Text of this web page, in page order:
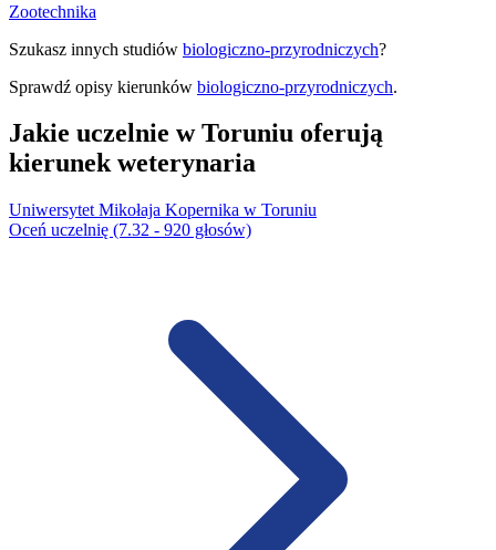
Zootechnika
Szukasz innych studiów biologiczno-przyrodniczych?
Sprawdź opisy kierunków biologiczno-przyrodniczych.
Jakie uczelnie w Toruniu oferują
kierunek weterynaria
Uniwersytet Mikołaja Kopernika w Toruniu
Oceń uczelnię (7.32 - 920 głosów)